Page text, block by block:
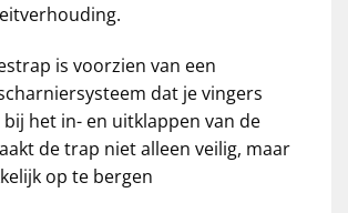
is voorzien van een
dat je vingers
het in- en uitklappen van de
de trap niet alleen veilig, maar
op te bergen